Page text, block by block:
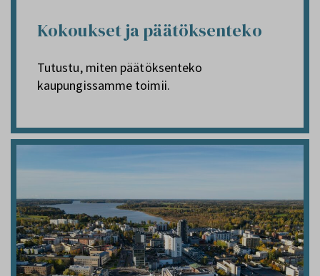
Kokoukset ja päätöksenteko
Tutustu, miten päätöksenteko
kaupungissamme toimii.